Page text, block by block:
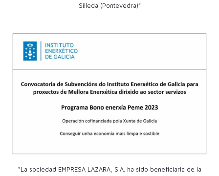
Silleda (Pontevedra)”
“La sociedad EMPRESA LAZARA, S.A. ha sido beneficiaria de la